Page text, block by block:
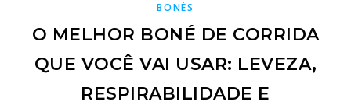
BONÉS
O MELHOR BONÉ DE CORRIDA
QUE VOCÊ VAI USAR: LEVEZA,
RESPIRABILIDADE E